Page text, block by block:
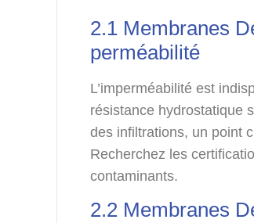
2.1 Membranes
perméabilité
L’imperméabilité est
résistance hydrostatique
des infiltrations, un point
Recherchez les
contaminants.
2.2 Membranes